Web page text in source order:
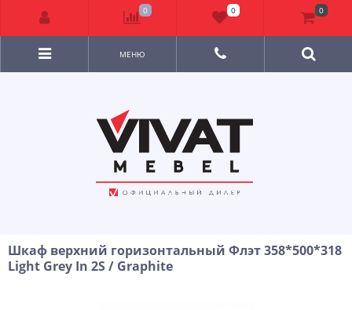
МЕНЮ
Шкаф верхний горизонтальный Флэт 358*500*318
Light Grey In 2S / Graphite
0 0 0